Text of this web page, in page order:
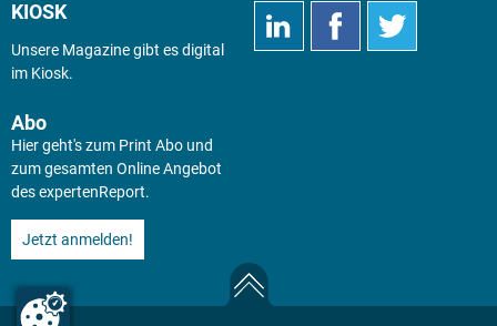
KIOSK
Unsere Magazine gibt es digital
im Kiosk.
Abo
Hier geht's zum Print Abo und
zum gesamten Online Angebot
des expertenReport.
Jetzt anmelden!